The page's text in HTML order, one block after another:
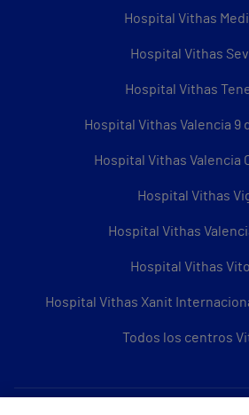
Hospital Vithas
Hospital Vithas
Hospital Vithas
Hospital Vithas Valencia 9
Hospital Vithas Valencia
Hospital Vithas
Hospital Vithas
Hospital Vithas
Hospital Vithas Xanit
Todos los centros